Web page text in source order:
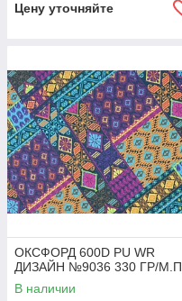
Цену уточняйте
ОКСФОРД 600D PU WR
ДИЗАЙН №9036 330 ГР/М.П.
В наличии